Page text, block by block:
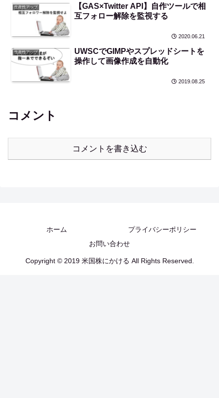
生産性アップ
【GAS×Twitter API】自作ツールで相
互フォロー解除を監視する
2020.06.21
生産性アップ
UWSCでGIMPやスプレッドシートを
操作して画像作成を自動化
2019.08.25
コメント
コメントを書き込む
ホーム
プライバシーポリシー
お問い合わせ
Copyright © 2019 米国株にかける All Rights Reserved.